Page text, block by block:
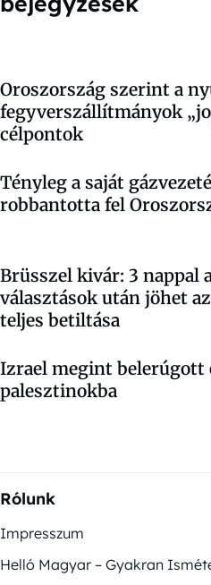
Oroszország szerint a
fegyverszállítmányok
célpontok
Tényleg a saját
robbantotta fel
Brüsszel kivár: 3 nappal
választások után jöhet
teljes betiltása
Izrael megint belerúgott
palesztinokba
Rólunk
Impresszum
Helló Magyar – Gyakran